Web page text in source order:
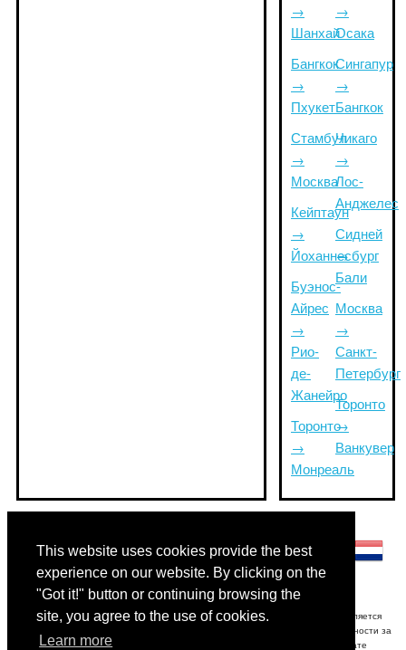
This website uses cookies provide the best
experience on our website. By clicking on the
"Got it!" button or continuing browsing the
site, you agree to the use of cookies.
Learn more
→
Шанхай
Бангкок
→
Пхукет
Стамбул
→
Москва
Кейптаун
→
Йоханнесбург
Буэнос-
Айрес
→
Рио-
де-
Жанейро
Торонто
→
Монреаль
→
Осака
Сингапур
→
Бангкок
Чикаго
→
Лос-
Анджелес
Сидней
→
Бали
Москва
→
Санкт-
Петербург
Торонто
→
Ванкувер
Отказ от ответственности: Информация, отображаемая на этом сайте, является
наилучшей оценкой и только для справки.Triptimeto.com не несет ответственности за
любые задержки срабатывания и / или последующие убытки в результате